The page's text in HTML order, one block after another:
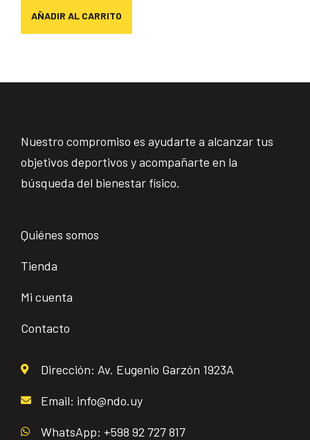
AÑADIR AL CARRITO
Nuestro compromiso es ayudarte a alcanzar tus
objetivos deportivos y acompañarte en la
búsqueda del bienestar físico.
Quiénes somos
Tienda
Mi cuenta
Contacto
Dirección: Av. Eugenio Garzón 1923A
Email: info@ndo.uy
WhatsApp: +598 92 727 817